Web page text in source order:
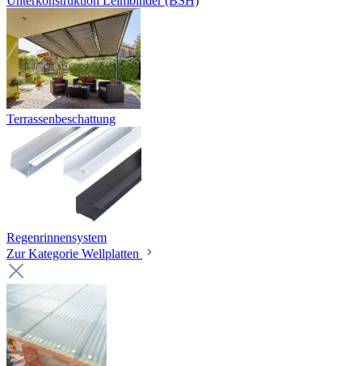
Terrassenbeschattung
Regenrinnensystem
Zur Kategorie Wellplatten